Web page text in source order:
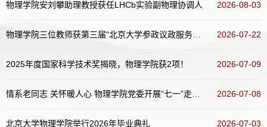
物理学院安刘攀助理教授获任LHCb实验副物理协调人 2026-08-03
2026-07-22
2025年度国家科学技术奖揭晓，物理学院获2项！ 2026-07-09
2026-07-08
北京大学物理学院举行2026年毕业典礼 2026-07-03